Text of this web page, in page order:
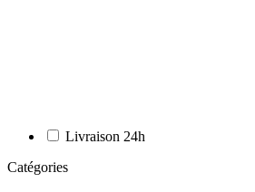
Livraison 24h
Catégories